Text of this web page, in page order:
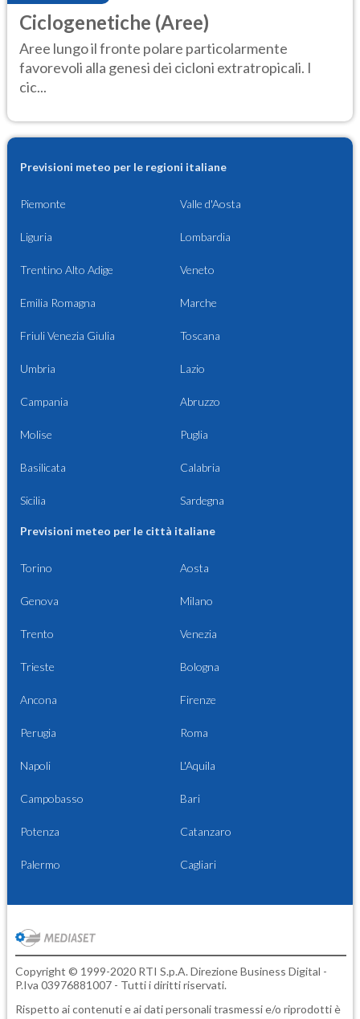
Ciclogenetiche (Aree)
Aree lungo il fronte polare particolarmente
favorevoli alla genesi dei cicloni extratropicali. I
cic...
Previsioni meteo per le regioni italiane
Piemonte Valle d'Aosta
Liguria Lombardia
Trentino Alto Adige Veneto
Emilia Romagna Marche
Friuli Venezia Giulia Toscana
Umbria Lazio
Campania Abruzzo
Molise Puglia
Basilicata Calabria
Sicilia Sardegna
Previsioni meteo per le città italiane
Torino Aosta
Genova Milano
Trento Venezia
Trieste Bologna
Ancona Firenze
Perugia Roma
Napoli L'Aquila
Campobasso Bari
Potenza Catanzaro
Palermo Cagliari
Copyright © 1999-2020 RTI S.p.A. Direzione Business Digital -
P.Iva 03976881007 - Tutti i diritti riservati.
Rispetto ai contenuti e ai dati personali trasmessi e/o riprodotti è